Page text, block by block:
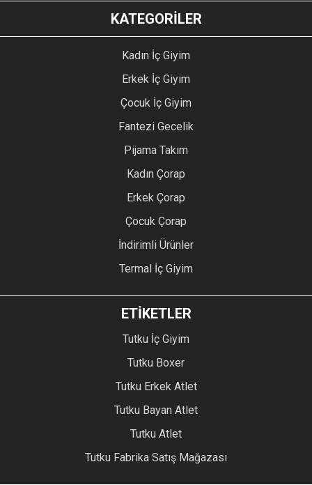
KATEGORİLER
Kadın İç Giyim
Erkek İç Giyim
Çocuk İç Giyim
Fantezi Gecelik
Pijama Takım
Kadın Çorap
Erkek Çorap
Çocuk Çorap
İndirimli Ürünler
Termal İç Giyim
ETİKETLER
Tutku İç Giyim
Tutku Boxer
Tutku Erkek Atlet
Tutku Bayan Atlet
Tutku Atlet
Tutku Fabrika Satış Mağazası